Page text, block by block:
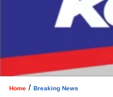
Home / Breaking News